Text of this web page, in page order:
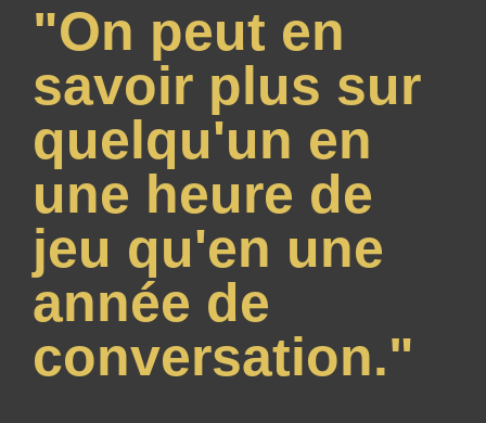
"On peut en
savoir plus sur
quelqu'un en
une heure de
jeu qu'en une
année de
conversation."